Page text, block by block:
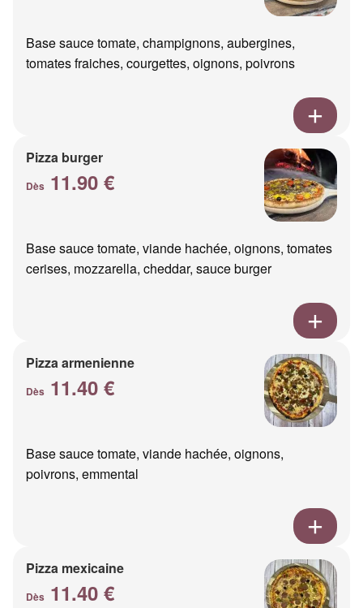
Base sauce tomate, champignons, aubergines,
tomates fraiches, courgettes, oignons, poivrons
Pizza burger
Dès 11.90 €
Base sauce tomate, viande hachée, oignons, tomates
cerises, mozzarella, cheddar, sauce burger
Pizza armenienne
Dès 11.40 €
Base sauce tomate, viande hachée, oignons,
poivrons, emmental
Pizza mexicaine
Dès 11.40 €